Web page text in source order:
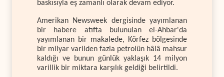
baskısıyla eş zamanlı olarak devam ediyor.
Amerikan Newsweek dergisinde yayımlanan
bir habere atıfta bulunulan el-Ahbar'da
yayımlanan bir makalede, Körfez bölgesinde
bir milyar varilden fazla petrolün hâlâ mahsur
kaldığı ve bunun günlük yaklaşık 14 milyon
varillik bir miktara karşılık geldiği belirtildi.